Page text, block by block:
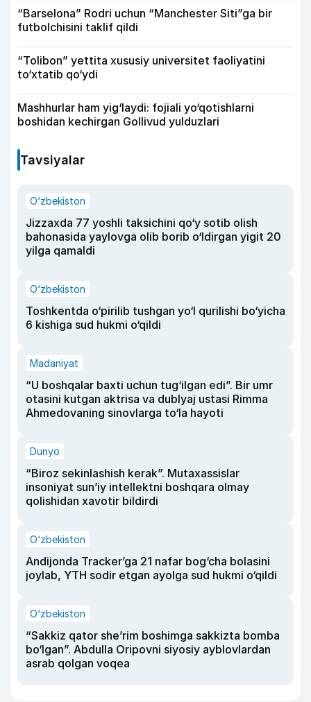
“Barselona” Rodri uchun “Manchester Siti”ga bir
futbolchisini taklif qildi
“Tolibon” yettita xususiy universitet faoliyatini
to‘xtatib qo‘ydi
Mashhurlar ham yig‘laydi: fojiali yo‘qotishlarni
boshidan kechirgan Gollivud yulduzlari
Tavsiyalar
O‘zbekiston
Jizzaxda 77 yoshli taksichini qo‘y sotib olish
bahonasida yaylovga olib borib o‘ldirgan yigit 20
yilga qamaldi
O‘zbekiston
Toshkentda o‘pirilib tushgan yo‘l qurilishi bo‘yicha
6 kishiga sud hukmi o‘qildi
Madaniyat
“U boshqalar baxti uchun tug‘ilgan edi”. Bir umr
otasini kutgan aktrisa va dublyaj ustasi Rimma
Ahmedovaning sinovlarga to‘la hayoti
Dunyo
“Biroz sekinlashish kerak”. Mutaxassislar
insoniyat sun’iy intellektni boshqara olmay
qolishidan xavotir bildirdi
O‘zbekiston
Andijonda Tracker’ga 21 nafar bog‘cha bolasini
joylab, YTH sodir etgan ayolga sud hukmi o‘qildi
O‘zbekiston
“Sakkiz qator she’rim boshimga sakkizta bomba
bo‘lgan”. Abdulla Oripovni siyosiy ayblovlardan
asrab qolgan voqea